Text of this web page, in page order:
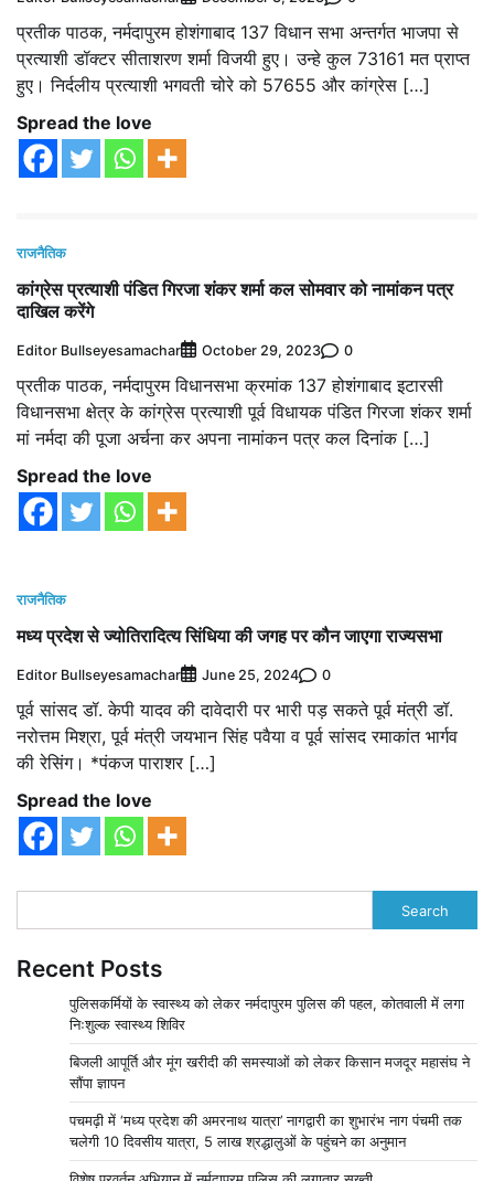
प्रतीक पाठक, नर्मदापुरम होशंगाबाद 137 विधान सभा अन्तर्गत भाजपा से
प्रत्याशी डॉक्टर सीताशरण शर्मा विजयी हुए। उन्हे कुल 73161 मत प्राप्त
हुए। निर्दलीय प्रत्याशी भगवती चोरे को 57655 और कांग्रेस […]
Spread the love
राजनैतिक
कांग्रेस प्रत्याशी पंडित गिरजा शंकर शर्मा कल सोमवार को नामांकन पत्र
दाखिल करेंगे
Editor Bullseyesamachar October 29, 2023 0
प्रतीक पाठक, नर्मदापुरम विधानसभा क्रमांक 137 होशंगाबाद इटारसी
विधानसभा क्षेत्र के कांग्रेस प्रत्याशी पूर्व विधायक पंडित गिरजा शंकर शर्मा
मां नर्मदा की पूजा अर्चना कर अपना नामांकन पत्र कल दिनांक […]
Spread the love
राजनैतिक
मध्य प्रदेश से ज्योतिरादित्य सिंधिया की जगह पर कौन जाएगा राज्यसभा
Editor Bullseyesamachar June 25, 2024 0
पूर्व सांसद डॉ. केपी यादव की दावेदारी पर भारी पड़ सकते पूर्व मंत्री डॉ.
नरोत्तम मिश्रा, पूर्व मंत्री जयभान सिंह पवैया व पूर्व सांसद रमाकांत भार्गव
की रेसिंग। *पंकज पाराशर […]
Spread the love
Search
Recent Posts
पुलिसकर्मियों के स्वास्थ्य को लेकर नर्मदापुरम पुलिस की पहल, कोतवाली में लगा
निःशुल्क स्वास्थ्य शिविर
बिजली आपूर्ति और मूंग खरीदी की समस्याओं को लेकर किसान मजदूर महासंघ ने
सौंपा ज्ञापन
पचमढ़ी में ‘मध्य प्रदेश की अमरनाथ यात्रा’ नागद्वारी का शुभारंभ नाग पंचमी तक
चलेगी 10 दिवसीय यात्रा, 5 लाख श्रद्धालुओं के पहुंचने का अनुमान